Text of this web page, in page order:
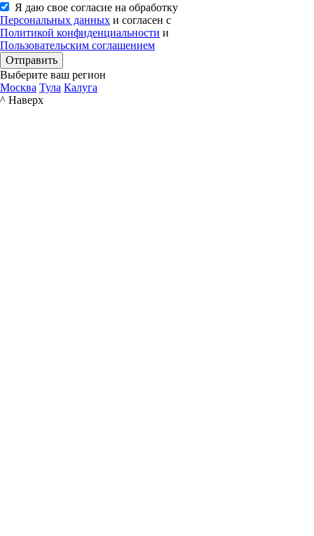
Я даю свое согласие на обработку
Персональных данных и согласен с
Политикой конфиденциальности и
Пользовательским соглашением
Отправить
Выберите ваш регион
Москва Тула Калуга
^ Наверх